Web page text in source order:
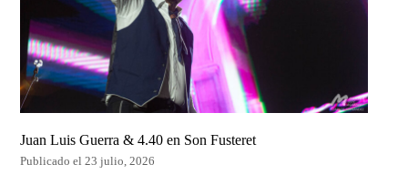
Juan Luis Guerra & 4.40 en Son Fusteret
Publicado el 23 julio, 2026